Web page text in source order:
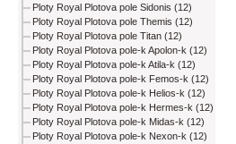
Ploty Royal Plotova pole Sidonis (12)
Ploty Royal Plotova pole Themis (12)
Ploty Royal Plotova pole Titan (12)
Ploty Royal Plotova pole-k Apolon-k (12)
Ploty Royal Plotova pole-k Atila-k (12)
Ploty Royal Plotova pole-k Femos-k (12)
Ploty Royal Plotova pole-k Helios-k (12)
Ploty Royal Plotova pole-k Hermes-k (12)
Ploty Royal Plotova pole-k Midas-k (12)
Ploty Royal Plotova pole-k Nexon-k (12)